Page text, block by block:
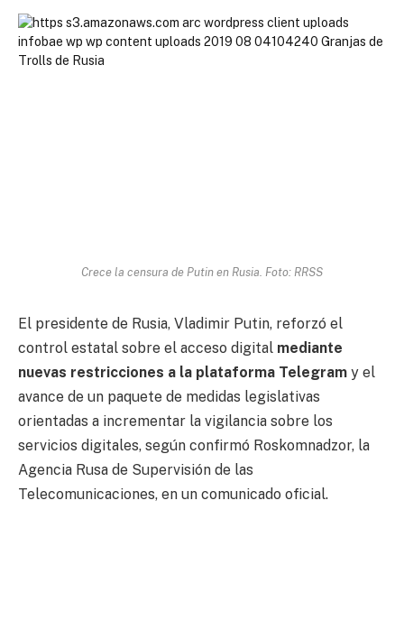
Crece la censura de Putin en Rusia. Foto: RRSS
El presidente de Rusia, Vladimir Putin, reforzó el
control estatal sobre el acceso digital mediante
nuevas restricciones a la plataforma Telegram y el
avance de un paquete de medidas legislativas
orientadas a incrementar la vigilancia sobre los
servicios digitales, según confirmó Roskomnadzor, la
Agencia Rusa de Supervisión de las
Telecomunicaciones, en un comunicado oficial.